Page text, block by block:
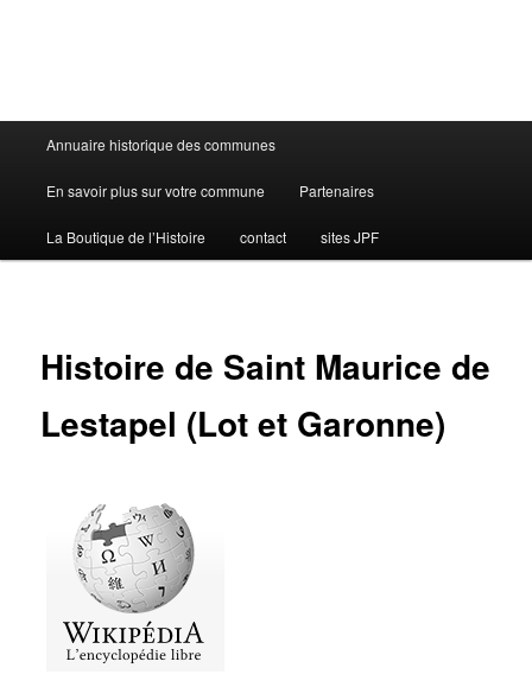
Menu
principal
Annuaire historique des communes
En savoir plus sur votre commune Partenaires
La Boutique de l’Histoire contact sites JPF
Histoire de Saint Maurice de
Lestapel (Lot et Garonne)